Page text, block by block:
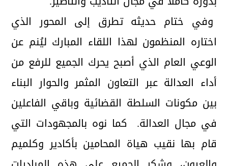
وفي ختام حديثه تطرق إلى المحور الذي
اختاره المنظمون لهذا اللقاء المبارك ليُنم عن
الوعي العام الذي أصبح يحرك الجميع للرفع من
أداء العدالة عبر التعاون المثمر والحوار البناء
بين مكونات السلطة القضائية وباقي الفاعلين
في مجال العدالة. كما نوه بالمجهودات التي
قام بها نقيب هياة المحامين بأكادير وكلميم